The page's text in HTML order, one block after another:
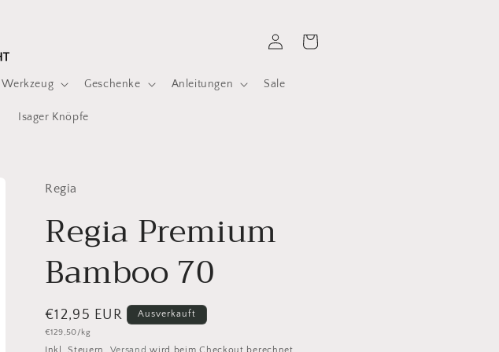
Werkzeug Geschenke Anleitungen Sale
Isager Knöpfe
EinloggenWarenkorb
Regia
Regia Premium
Bamboo 70
Normaler
Preis
€12,95 EUR
Grundpreis
€129,50/kg
Ausverkauft